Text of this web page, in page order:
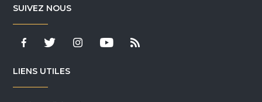
SUIVEZ NOUS
LIENS UTILES